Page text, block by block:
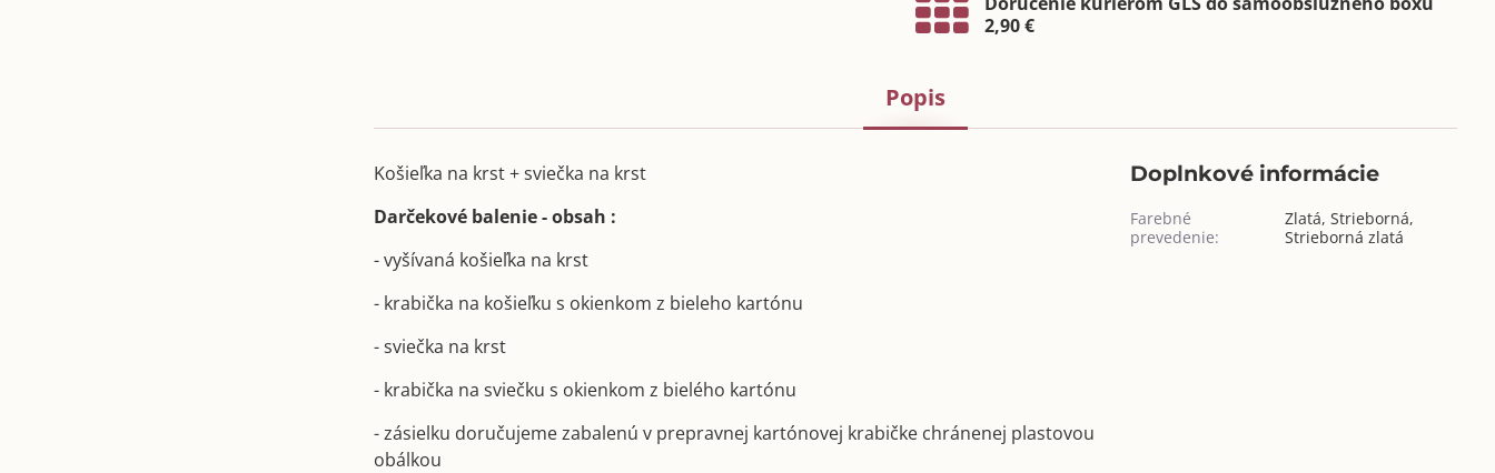
2,90 €
Popis
Košieľka na krst + sviečka na krst
Darčekové balenie - obsah :
- vyšívaná košieľka na krst
- krabička na košieľku s okienkom z bieleho kartónu
- sviečka na krst
- krabička na sviečku s okienkom z bielého kartónu
- zásielku doručujeme zabalenú v prepravnej kartónovej krabičke chránenej plastovou
obálkou
Doplnkové informácie
Farebné
prevedenie:
Zlatá, Strieborná,
Strieborná zlatá